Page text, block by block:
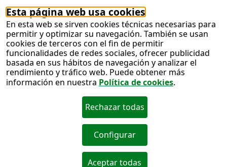
Esta página web usa cookies
En esta web se sirven cookies técnicas necesarias para
permitir y optimizar su navegación. También se usan
cookies de terceros con el fin de permitir
funcionalidades de redes sociales, ofrecer publicidad
basada en sus hábitos de navegación y analizar el
rendimiento y tráfico web. Puede obtener más
información en nuestra Política de cookies.